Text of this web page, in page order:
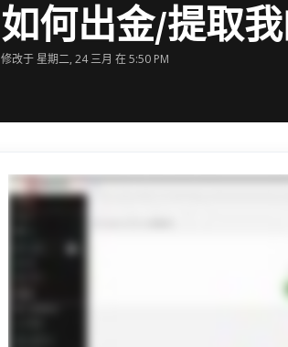
如何出金/提取我
修改于 星期二, 24 三月 在 5:50 PM